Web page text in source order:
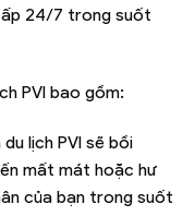
24/7 trong suốt
PVI bao gồm:
lịch PVI sẽ bồi
mất mát hoặc hư
của bạn trong suốt